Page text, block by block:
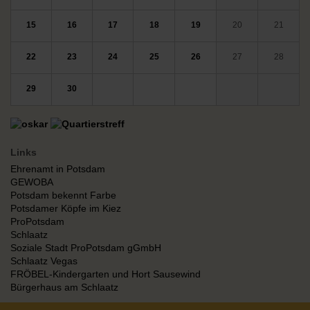
15 16 17 18 19 20 21
22 23 24 25 26 27 28
29 30
Links
Ehrenamt in Potsdam
GEWOBA
Potsdam bekennt Farbe
Potsdamer Köpfe im Kiez
ProPotsdam
Schlaatz
Soziale Stadt ProPotsdam gGmbH
Schlaatz Vegas
FRÖBEL-Kindergarten und Hort Sausewind
Bürgerhaus am Schlaatz